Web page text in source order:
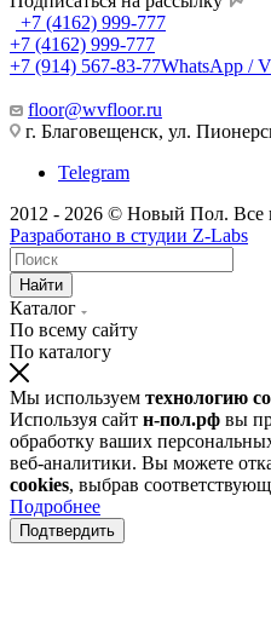
+7 (4162) 999-777
+7 (4162) 999-777
+7 (914) 567-83-77WhatsApp /
floor@wvfloor.ru
г. Благовещенск, ул.
Telegram
2012 - 2026 © Новый Пол. Все
Разработано в студии Z-Labs
Найти
Каталог
По всему сайту
По каталогу
Мы используем технологию
Используя сайт н-пол.рф вы
обработку ваших
веб-аналитики. Вы можете
cookies, выбрав
Подробнее
Подтвердить